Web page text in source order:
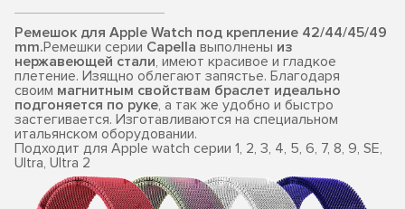
Ремешок для Apple Watch под крепление 42/44/45/49
mm.Ремешки серии Capella выполнены из
нержавеющей стали, имеют красивое и гладкое
плетение. Изящно облегают запястье. Благодаря
своим магнитным свойствам браслет идеально
подгоняется по руке, а так же удобно и быстро
застегивается. Изготавливаются на специальном
итальянском оборудовании.
Подходит для Apple watch серии 1, 2, 3, 4, 5, 6, 7, 8, 9, SE,
Ultra, Ultra 2